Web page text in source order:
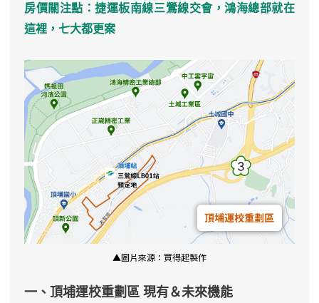
房價關注點：捷運板南線三鶯線交會，鴻海總部就在
這裡，七大都更案
▲圖片來源：買得起製作
一、頂埔運校重劃區 現有＆未來機能